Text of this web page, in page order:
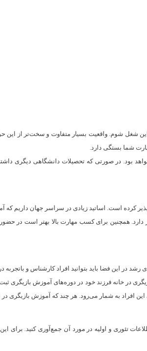
این شغل شوم. واقعیت بسیار متفاوت و سخت‌تر از
شما بستگی دارد.
بود. در صورتی که تحصیلات دانشگاهی دیگری
کرده است. اساتید زیادی در سراسر جهان داریم
دارد. همچنین برای کسب مهارت بالا بهتر است در
این فضا باید بتوانید افراد کارشناس و باتجربه در
در خانه فرزند خود در دوره‌های آموزش
افراد به شمار می‌رود. هر چند که آموزش بازیگری